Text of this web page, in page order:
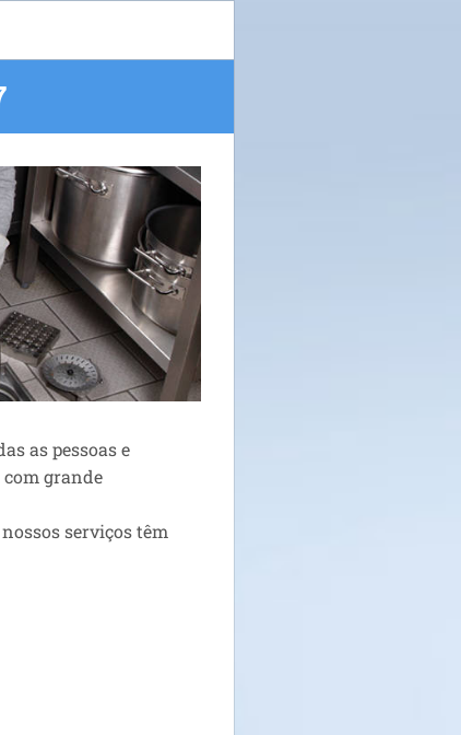
as pessoas e
com grande
serviços têm